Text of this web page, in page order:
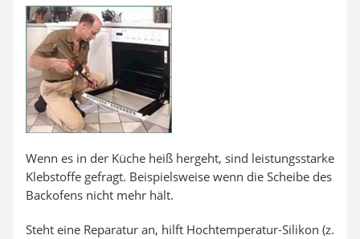
Wenn es in der Küche heiß hergeht, sind leistungsstarke
Klebstoffe gefragt. Beispielsweise wenn die Scheibe des
Backofens nicht mehr hält.
Steht eine Reparatur an, hilft Hochtemperatur-Silikon (z.